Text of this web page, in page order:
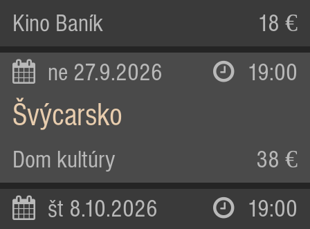
Kino Baník 18 €
ne 27.9.2026 19:00
Švýcarsko
Dom kultúry 38 €
št 8.10.2026 19:00